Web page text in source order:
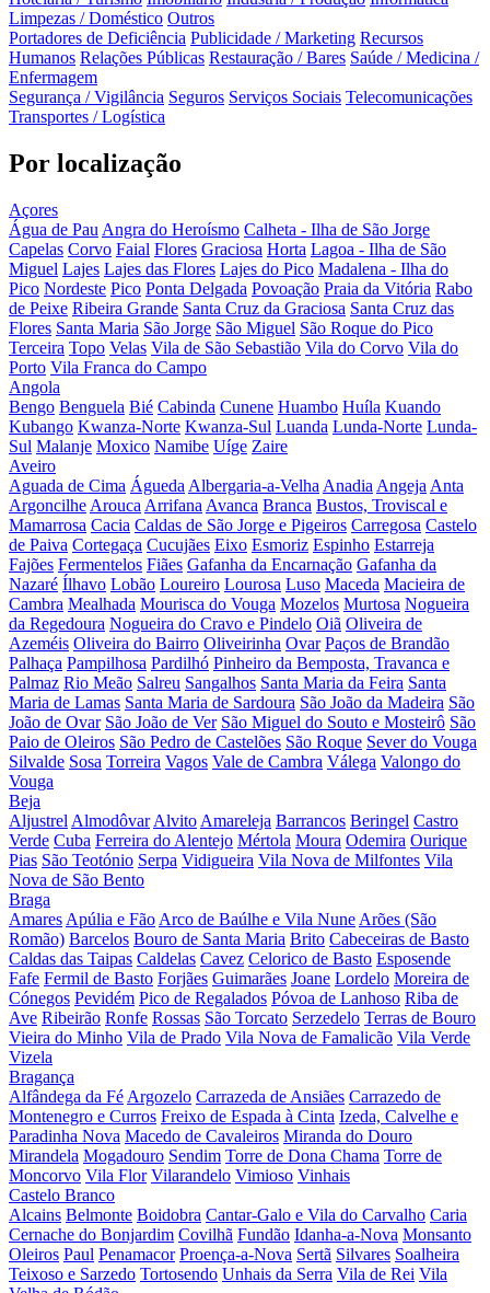
Limpezas / Doméstico Outros
Portadores de Deficiência Publicidade / Marketing Recursos
Humanos Relações Públicas Restauração / Bares Saúde / Medicina /
Enfermagem
Segurança / Vigilância Seguros Serviços Sociais Telecomunicações
Transportes / Logística
Por localização
Açores
Água de Pau Angra do Heroísmo Calheta - Ilha de São Jorge
Capelas Corvo Faial Flores Graciosa Horta Lagoa - Ilha de São
Miguel Lajes Lajes das Flores Lajes do Pico Madalena - Ilha do
Pico Nordeste Pico Ponta Delgada Povoação Praia da Vitória Rabo
de Peixe Ribeira Grande Santa Cruz da Graciosa Santa Cruz das
Flores Santa Maria São Jorge São Miguel São Roque do Pico
Terceira Topo Velas Vila de São Sebastião Vila do Corvo Vila do
Porto Vila Franca do Campo
Angola
Bengo Benguela Bié Cabinda Cunene Huambo Huíla Kuando
Kubango Kwanza-Norte Kwanza-Sul Luanda Lunda-Norte Lunda-
Sul Malanje Moxico Namibe Uíge Zaire
Aveiro
Aguada de Cima Águeda Albergaria-a-Velha Anadia Angeja Anta
Argoncilhe Arouca Arrifana Avanca Branca Bustos, Troviscal e
Mamarrosa Cacia Caldas de São Jorge e Pigeiros Carregosa Castelo
de Paiva Cortegaça Cucujães Eixo Esmoriz Espinho Estarreja
Fajões Fermentelos Fiães Gafanha da Encarnação Gafanha da
Nazaré Ílhavo Lobão Loureiro Lourosa Luso Maceda Macieira de
Cambra Mealhada Mourisca do Vouga Mozelos Murtosa Nogueira
da Regedoura Nogueira do Cravo e Pindelo Oiã Oliveira de
Azeméis Oliveira do Bairro Oliveirinha Ovar Paços de Brandão
Palhaça Pampilhosa Pardilhó Pinheiro da Bemposta, Travanca e
Palmaz Rio Meão Salreu Sangalhos Santa Maria da Feira Santa
Maria de Lamas Santa Maria de Sardoura São João da Madeira São
João de Ovar São João de Ver São Miguel do Souto e Mosteirô São
Paio de Oleiros São Pedro de Castelões São Roque Sever do Vouga
Silvalde Sosa Torreira Vagos Vale de Cambra Válega Valongo do
Vouga
Beja
Aljustrel Almodôvar Alvito Amareleja Barrancos Beringel Castro
Verde Cuba Ferreira do Alentejo Mértola Moura Odemira Ourique
Pias São Teotónio Serpa Vidigueira Vila Nova de Milfontes Vila
Nova de São Bento
Braga
Amares Apúlia e Fão Arco de Baúlhe e Vila Nune Arões (São
Romão) Barcelos Bouro de Santa Maria Brito Cabeceiras de Basto
Caldas das Taipas Caldelas Cavez Celorico de Basto Esposende
Fafe Fermil de Basto Forjães Guimarães Joane Lordelo Moreira de
Cónegos Pevidém Pico de Regalados Póvoa de Lanhoso Riba de
Ave Ribeirão Ronfe Rossas São Torcato Serzedelo Terras de Bouro
Vieira do Minho Vila de Prado Vila Nova de Famalicão Vila Verde
Vizela
Bragança
Alfândega da Fé Argozelo Carrazeda de Ansiães Carrazedo de
Montenegro e Curros Freixo de Espada à Cinta Izeda, Calvelhe e
Paradinha Nova Macedo de Cavaleiros Miranda do Douro
Mirandela Mogadouro Sendim Torre de Dona Chama Torre de
Moncorvo Vila Flor Vilarandelo Vimioso Vinhais
Castelo Branco
Alcains Belmonte Boidobra Cantar-Galo e Vila do Carvalho Caria
Cernache do Bonjardim Covilhã Fundão Idanha-a-Nova Monsanto
Oleiros Paul Penamacor Proença-a-Nova Sertã Silvares Soalheira
Teixoso e Sarzedo Tortosendo Unhais da Serra Vila de Rei Vila